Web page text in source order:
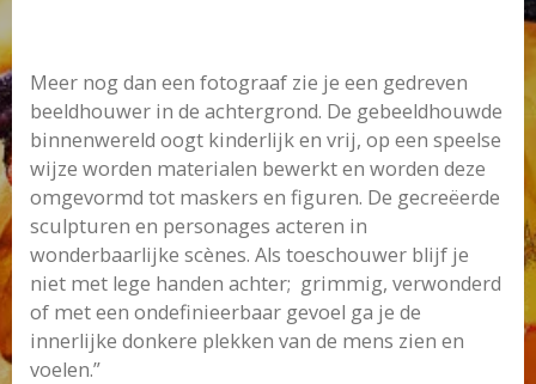
Meer nog dan een fotograaf zie je een gedreven
beeldhouwer in de achtergrond. De gebeeldhouwde
binnenwereld oogt kinderlijk en vrij, op een speelse
wijze worden materialen bewerkt en worden deze
omgevormd tot maskers en figuren. De gecreëerde
sculpturen en personages acteren in
wonderbaarlijke scènes. Als toeschouwer blijf je
niet met lege handen achter; grimmig, verwonderd
of met een ondefinieerbaar gevoel ga je de
innerlijke donkere plekken van de mens zien en
voelen.”